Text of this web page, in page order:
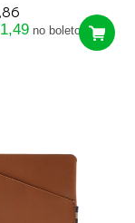
no boleto